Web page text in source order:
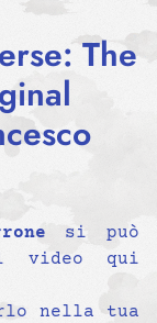
The
si può
video qui
nella tua